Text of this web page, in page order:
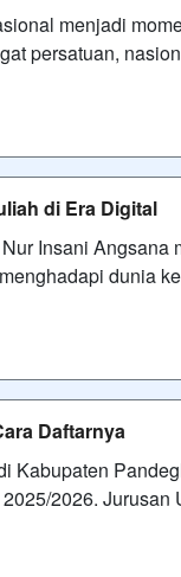
menjadi
persatuan,
di Era Digital
Insani Angsana
dunia
Daftarnya
Kabupaten
2026. Jurusan